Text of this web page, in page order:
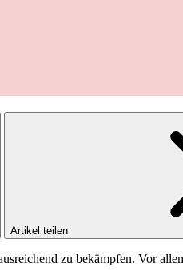
Artikel teilen
zu bekämpfen. Vor